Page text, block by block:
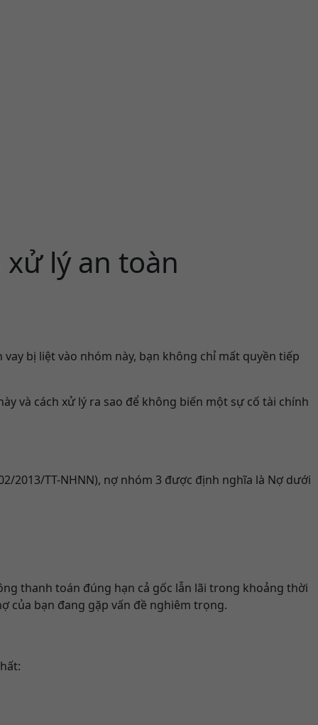
lý an toàn
bị liệt vào nhóm này, bạn không chỉ mất quyền tiếp
và cách xử lý ra sao để không biến một sự cố tài chính
2013/TT-NHNN), nợ nhóm 3 được định nghĩa là Nợ dưới
thanh toán đúng hạn cả gốc lẫn lãi trong khoảng thời
của bạn đang gặp vấn đề nghiêm trọng.